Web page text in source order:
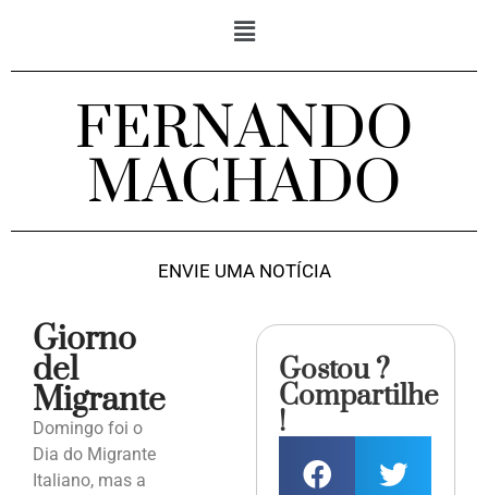
FERNANDO
MACHADO
ENVIE UMA NOTÍCIA
Giorno
del
Migrante
Domingo foi o
Dia do Migrante
Italiano, mas a
Gostou ?
Compartilhe
!